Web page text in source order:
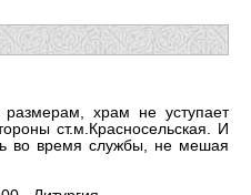
храм не уступает
ст.м.Красносельская. И
во время службы, не мешая